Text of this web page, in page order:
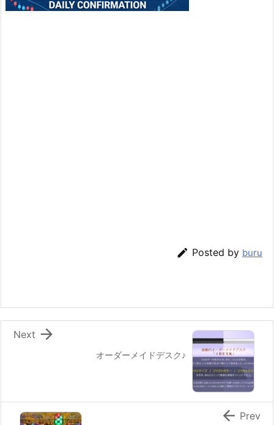
 Posted by buru
オーダーメイドデスク♪

Next
 Prev